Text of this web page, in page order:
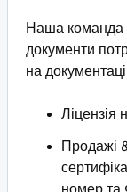
Наша команда
документи
на
Ліцензія
Продажі
номер та